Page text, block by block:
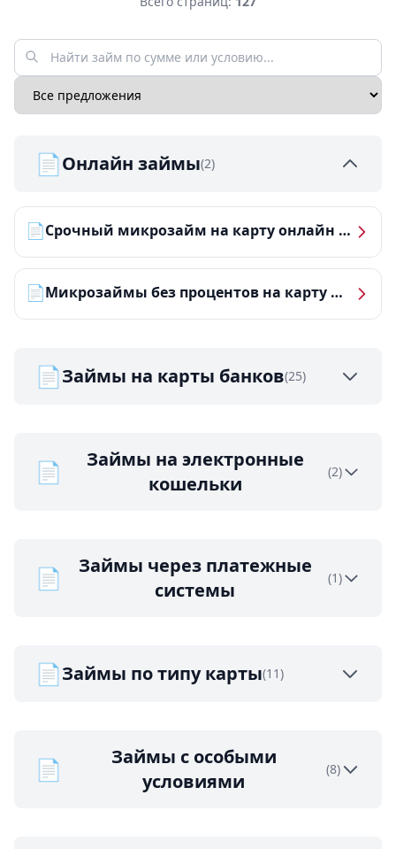
📄Онлайн займы(2)
📄 Срочный микрозайм на карту онлайн — получить деньги за 5 минут
📄 Микрозаймы без процентов на карту — ТОП-10 за 2026 год
📄Займы на карты банков(25)
📄
Займы на электронные
кошельки
(2)
📄
Займы через платежные
системы
(1)
📄Займы по типу карты(11)
📄
Займы с особыми
условиями
(8)